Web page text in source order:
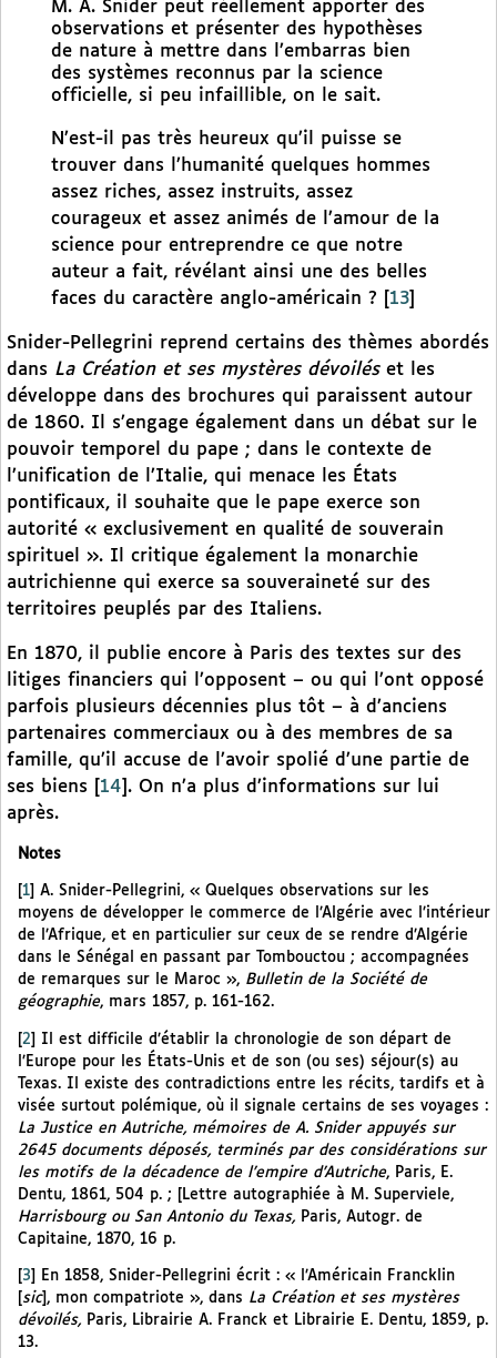
M. A. Snider peut réellement apporter des
observations et présenter des hypothèses
de nature à mettre dans l’embarras bien
des systèmes reconnus par la science
officielle, si peu infaillible, on le sait.
N’est-il pas très heureux qu’il puisse se
trouver dans l’humanité quelques hommes
assez riches, assez instruits, assez
courageux et assez animés de l’amour de la
science pour entreprendre ce que notre
auteur a fait, révélant ainsi une des belles
faces du caractère anglo-américain ?
13
Snider-Pellegrini reprend certains des thèmes abordés
dans La Création et ses mystères dévoilés et les
développe dans des brochures qui paraissent autour
de 1860. Il s’engage également dans un débat sur le
pouvoir temporel du pape ; dans le contexte de
l’unification de l’Italie, qui menace les États
pontificaux, il souhaite que le pape exerce son
autorité « exclusivement en qualité de souverain
spirituel ». Il critique également la monarchie
autrichienne qui exerce sa souveraineté sur des
territoires peuplés par des Italiens.
En 1870, il publie encore à Paris des textes sur des
litiges financiers qui l’opposent – ou qui l’ont opposé
parfois plusieurs décennies plus tôt – à d’anciens
partenaires commerciaux ou à des membres de sa
famille, qu’il accuse de l’avoir spolié d’une partie de
ses biens
14 . On n’a plus d’informations sur lui
après.
Notes
1
A. Snider-Pellegrini, « Quelques observations sur les
moyens de développer le commerce de l’Algérie avec l’intérieur
de l’Afrique, et en particulier sur ceux de se rendre d’Algérie
dans le Sénégal en passant par Tombouctou ; accompagnées
de remarques sur le Maroc », Bulletin de la Société de
géographie, mars 1857, p. 161-162.
[2] Il est difficile d’établir la chronologie de son départ de
l’Europe pour les États-Unis et de son (ou ses) séjour(s) au
Texas. Il existe des contradictions entre les récits, tardifs et à
visée surtout polémique, où il signale certains de ses voyages :
La Justice en Autriche, mémoires de A. Snider appuyés sur
2645 documents déposés, terminés par des considérations sur
les motifs de la décadence de l’empire d’Autriche, Paris, E.
Dentu, 1861, 504 p. ; [Lettre autographiée à M. Superviele,
Harrisbourg ou San Antonio du Texas, Paris, Autogr. de
Capitaine, 1870, 16 p.
3
En 1858, Snider-Pellegrini écrit : « l’Américain Francklin
sic], mon compatriote », dans La Création et ses mystères
dévoilés, Paris, Librairie A. Franck et Librairie E. Dentu, 1859, p.
13.